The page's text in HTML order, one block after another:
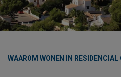
WAAROM WONEN IN RESIDENCIAL